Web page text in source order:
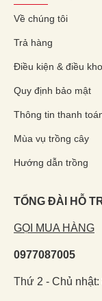
Về chúng tôi
Trả hàng
Điều kiện & điều
Quy định bảo mật
Thông tin thanh
Mùa vụ trồng cây
Hướng dẫn trồng
TỔNG ĐÀI HỖ
GỌI MUA HÀNG
0977087005
Thứ 2 - Chủ nhật: